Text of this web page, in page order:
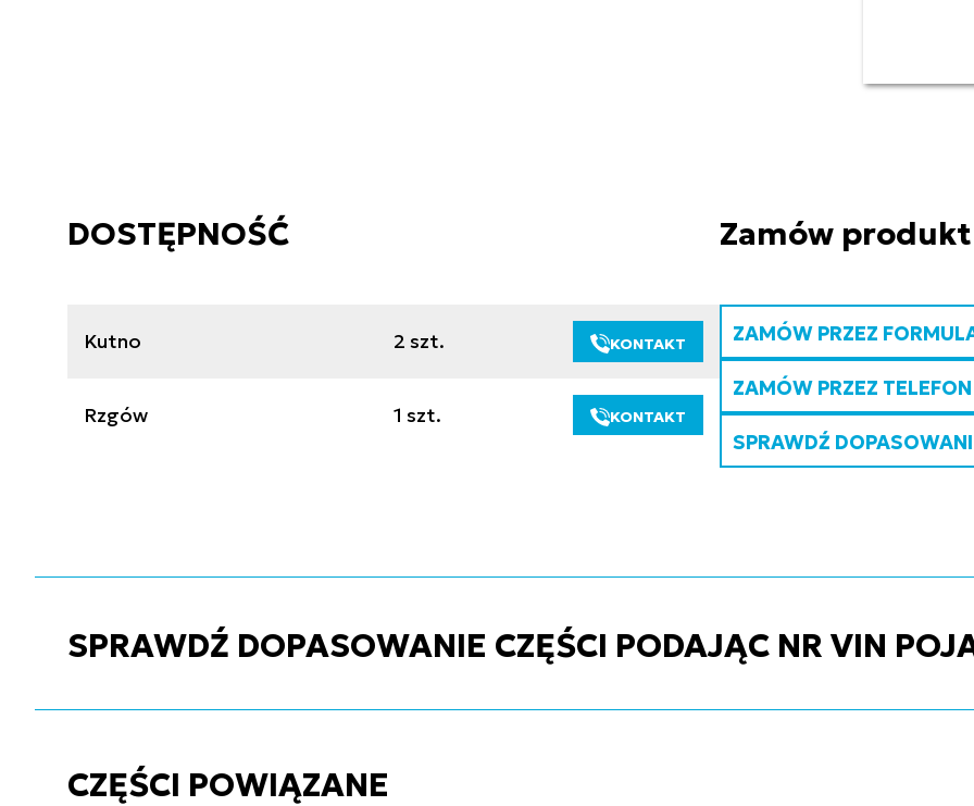
DOSTĘPNOŚĆ
Kutno 2 szt. KONTAKT
Rzgów 1 szt. KONTAKT
Zamów produkt
ZAMÓW PRZEZ
ZAMÓW PRZEZ TELEFON
SPRAWDŹ
SPRAWDŹ DOPASOWANIE CZĘŚCI PODAJĄC NR VIN
CZĘŚCI POWIĄZANE